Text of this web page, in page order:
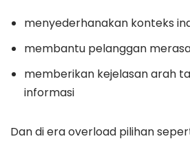
menyederhanakan konteks
membantu pelanggan
memberikan kejelasan arah
informasi
Dan di era overload pilihan